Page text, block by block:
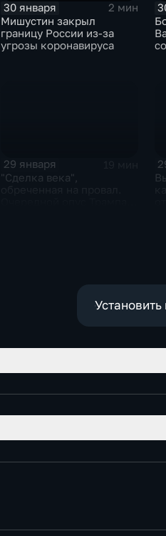
30 января
2 мин
Мишустин закрыл
границу России из-за
угрозы коронавируса
29 января
"Сделка века",